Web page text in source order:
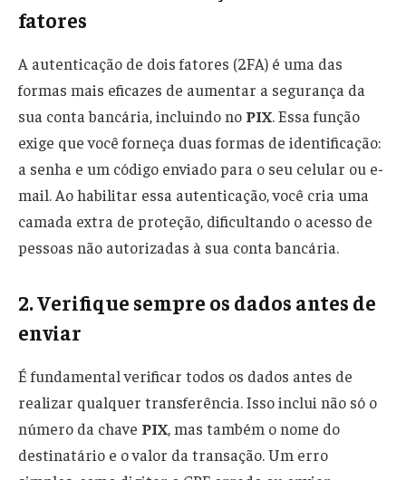
fatores
A autenticação de dois fatores (2FA) é uma das
formas mais eficazes de aumentar a segurança da
sua conta bancária, incluindo no PIX. Essa função
exige que você forneça duas formas de identificação:
a senha e um código enviado para o seu celular ou e-
mail. Ao habilitar essa autenticação, você cria uma
camada extra de proteção, dificultando o acesso de
pessoas não autorizadas à sua conta bancária.
2. Verifique sempre os dados antes de
enviar
É fundamental verificar todos os dados antes de
realizar qualquer transferência. Isso inclui não só o
número da chave PIX, mas também o nome do
destinatário e o valor da transação. Um erro